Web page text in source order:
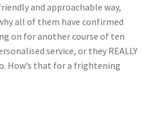
and approachable way,
all of them have confirmed
on for another course of ten
service, or they REALLY
How’s that for a frightening